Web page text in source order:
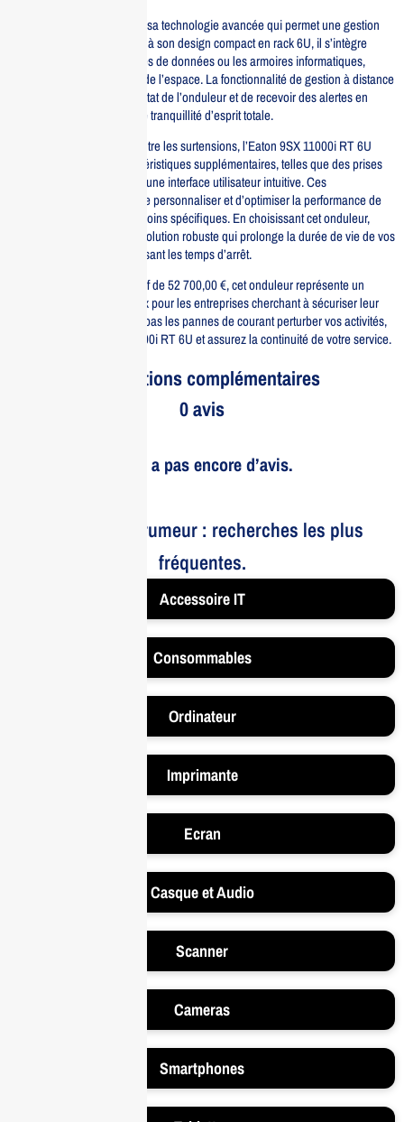
Ce modèle se distingue par sa technologie avancée qui permet une gestion
efficace de l’énergie. Grâce à son design compact en rack 6U, il s’intègre
parfaitement dans les centres de données ou les armoires informatiques,
optimisant ainsi l’utilisation de l’espace. La fonctionnalité de gestion à distance
vous permet de surveiller l’état de l’onduleur et de recevoir des alertes en
temps réel, garantissant une tranquillité d’esprit totale.
En plus de sa protection contre les surtensions, l’Eaton 9SX 11000i RT 6U
dispose de plusieurs caractéristiques supplémentaires, telles que des prises
de sortie programmables et une interface utilisateur intuitive. Ces
fonctionnalités permettent de personnaliser et d’optimiser la performance de
votre système selon vos besoins spécifiques. En choisissant cet onduleur,
vous investissez dans une solution robuste qui prolonge la durée de vie de vos
équipements tout en minimisant les temps d’arrêt.
Enfin, avec un prix compétitif de 52 700,00 €, cet onduleur représente un
excellent rapport qualité-prix pour les entreprises cherchant à sécuriser leur
infrastructure IT. Ne laissez pas les pannes de courant perturber vos activités,
optez pour l’Eaton 9SX 11000i RT 6U et assurez la continuité de votre service.
Informations complémentaires
0 avis
Il n’y a pas encore d’avis.
Le bruit et la rumeur : recherches les plus
fréquentes.
Accessoire IT
Consommables
Ordinateur
Imprimante
Ecran
Casque et Audio
Scanner
Cameras
Smartphones